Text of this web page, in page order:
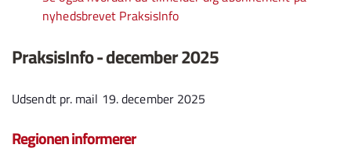
nyhedsbrevet PraksisInfo
PraksisInfo - december 2025
Udsendt pr. mail 19. december 2025
Regionen informerer